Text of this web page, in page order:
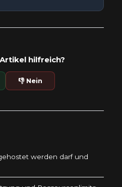
hilfreich?
👎 Nein
werden darf und